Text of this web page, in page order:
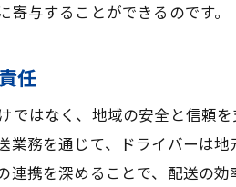
地域貢献を意識した配
ドライバーの安全と
地域と共に成長する
ドライバー同士のチーム
与することができるのです。
任
ではなく、地域の安全と信頼
業務を通じて、ドライバーは
連携を深めることで、配送の